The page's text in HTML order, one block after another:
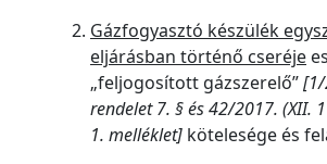
Gázfogyasztó készülék
eljárásban történő cseréje
„feljogosított gázszerelő”[1/
rendelet 7. § és 42/2017. (XII.
1. melléklet] kötelesége és